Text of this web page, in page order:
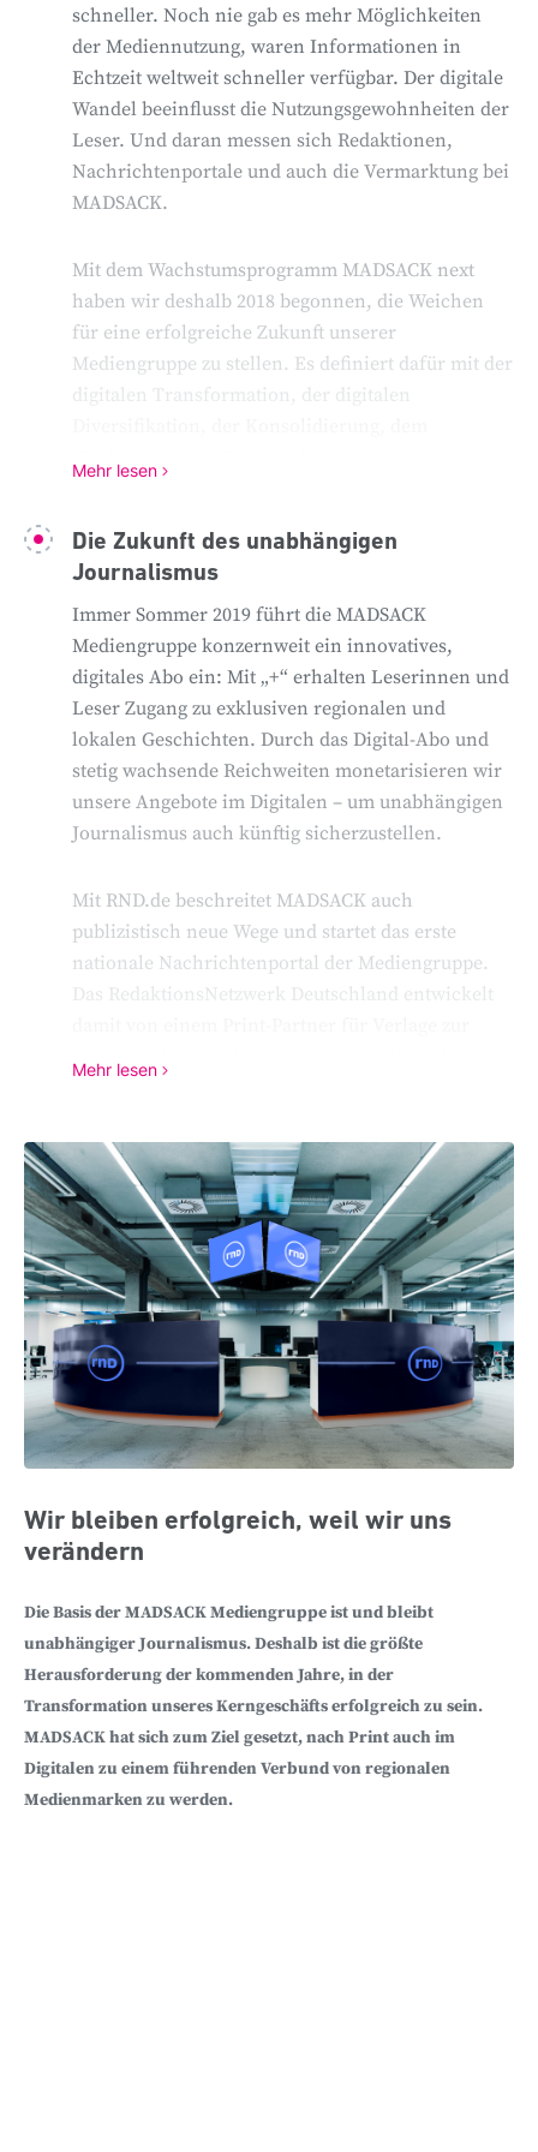
eine beeindruckende Show auf der Fassade des
Anzeiger-Hochhauses.
Empfohlene redaktionelle Inhalte
An dieser Stelle finden Sie externe Inhalte von
Youtube, die unser redaktionelles Angebot
stimmen Sie zu, dass wir diese und zukünftige
Inhalte vonYoutubeanzeigen dürfen. Damit
können personenbezogene Daten an
Drittplattformen übermittelt werden.
Weitere Hinweise finden Sie in unseren
schneller. Noch nie gab es mehr Möglichkeiten
der Mediennutzung, waren Informationen in
Echtzeit weltweit schneller verfügbar. Der digitale
Wandel beeinflusst die Nutzungsgewohnheiten der
Leser. Und daran messen sich Redaktionen,
Nachrichtenportale und auch die Vermarktung bei
MADSACK.
Mit dem Wachstumsprogramm MADSACK next
haben wir deshalb 2018 begonnen, die Weichen
für eine erfolgreiche Zukunft unserer
Mediengruppe zu stellen. Es definiert dafür mit der
digitalen Transformation, der digitalen
Der Fokus liegt auf der digitalen Transformation
des journalistischen Kerngeschäfts. Als etablierter
Partner für Verlage agiert MADSACK zudem als
Konsolidierer unter den Regionalverlagen in
Deutschland. Es gelingt der Mediengruppe, im
Regionalgeschäft signifikant zu wachsen und
weitere Geschäftsfelder, auch digital, zu
diversifizieren. Die Bereiche Post, Logistik und
Mobilität stellen für MADSACK wichtige
Wachstumsfelder für die Zukunft dar. Ende 2018
Übernahme mehrerer regionaler Postdienstleister
wird die MADSACK Mediengruppe zweitgrößter
privater Postdienstleister in Deutschland.
Mehr lesen
Die Zukunft des unabhängigen
Journalismus
Immer Sommer 2019 führt die MADSACK
Mediengruppe konzernweit ein innovatives,
digitales Abo ein: Mit „+“ erhalten Leserinnen und
Leser Zugang zu exklusiven regionalen und
lokalen Geschichten. Durch das Digital-Abo und
stetig wachsende Reichweiten monetarisieren wir
unsere Angebote im Digitalen – um unabhängigen
Journalismus auch künftig sicherzustellen.
Mit RND.de beschreitet MADSACK auch
publizistisch neue Wege und startet das erste
nationale Nachrichtenportal der Mediengruppe.
Das RedaktionsNetzwerk Deutschland entwickelt
miteinander verzahnt, um dem Leser das
bestmögliche Angebot zu bieten. Die
Transformation spiegelt sich auch baulich wider:
Anfang 2020 eröffnet das RND am Standort
Hannover einen der größten und modernsten
Newsrooms Europas. Auf 2600 Quadratmetern
arbeiten mehr als 180 Journalisten, Marketing- und
Digitalexperten interdisziplinär zusammen.
Herzstück ist ein zentraler Nachrichtendesk, von
dem aus alle Themen und Inhalte an sieben Tagen
der Woche fast rund um die Uhr koordiniert
RND.de werden auch die Verticals Sportbuzzer und
Reisereporter aus dem RND-Newsroom gemanagt,
Angebote unserer regionalen Zeitungsmarken.
Mehr lesen
Wir bleiben erfolgreich, weil wir uns
verändern
Die Basis der MADSACK Mediengruppe ist und bleibt
unabhängiger Journalismus. Deshalb ist die größte
Herausforderung der kommenden Jahre, in der
Transformation unseres Kerngeschäfts erfolgreich zu sein.
MADSACK hat sich zum Ziel gesetzt, nach Print auch im
Digitalen zu einem führenden Verbund von regionalen
Medienmarken zu werden.